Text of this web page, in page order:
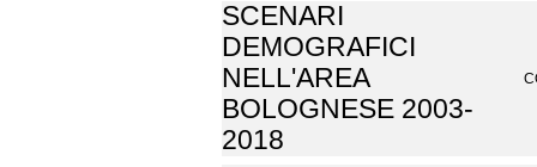
SCENARI
DEMOGRAFICI
NELL'AREA
BOLOGNESE 2003-
2018